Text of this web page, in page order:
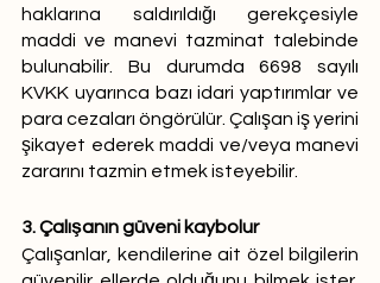
haklarına saldırıldığı gerekçesiyle
maddi ve manevi tazminat talebinde
bulunabilir. Bu durumda 6698 sayılı
KVKK uyarınca bazı idari yaptırımlar ve
para cezaları öngörülür. Çalışan iş yerini
şikayet ederek maddi ve/veya manevi
zararını tazmin etmek isteyebilir.
3. Çalışanın güveni kaybolur
Çalışanlar, kendilerine ait özel bilgilerin